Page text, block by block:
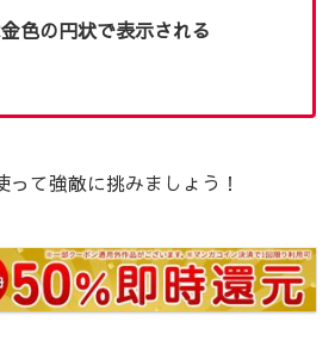
色の円状で表示される
て強敵に挑みましょう！